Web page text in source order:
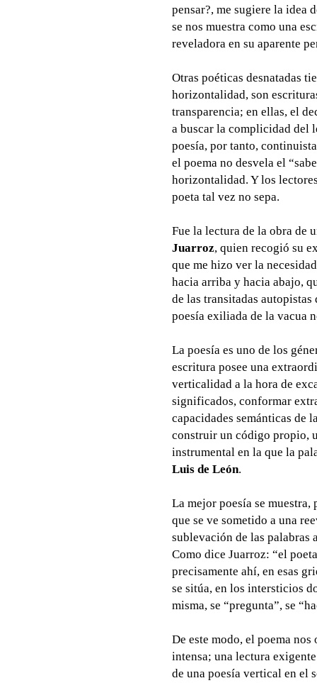
pensar?, me sugiere la idea
se nos muestra como una
reveladora en su aparente
Otras poéticas desnatadas
horizontalidad, son
transparencia; en ellas, el
a buscar la complicidad del
poesía, por tanto,
el poema no desvela el
horizontalidad. Y los
poeta tal vez no sepa.
Fue la lectura de la obra de
Juarroz, quien recogió su
que me hizo ver la
hacia arriba y hacia abajo,
de las transitadas
poesía exiliada de la vacua
La poesía es uno de los
escritura posee una
verticalidad a la hora de
significados, conformar
capacidades semánticas de
construir un código propio,
instrumental en la que la
Luis de León.
La mejor poesía se
que se ve sometido a una
sublevación de las palabras
Como dice Juarroz: “el
precisamente ahí, en esas
se sitúa, en los intersticios
misma, se “pregunta”, se
De este modo, el poema
intensa; una lectura
de una poesía vertical en el